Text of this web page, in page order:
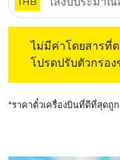
ไม่มีค่าโดยสารที่
โปรดปรับตัวกรอ
*ราคาตั๋วเครื่องบินที่ดีที่สุด